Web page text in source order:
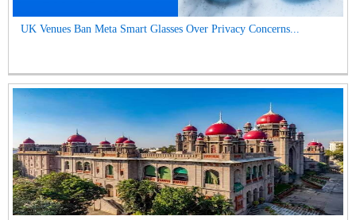
UK Venues Ban Meta Smart Glasses Over Privacy Concerns...